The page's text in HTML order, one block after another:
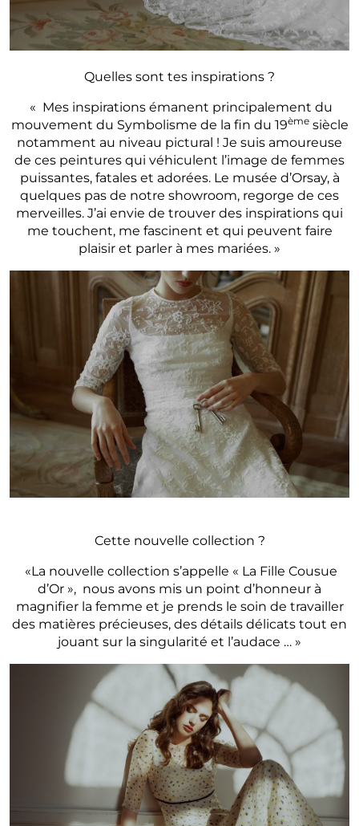
Quelles sont tes inspirations ?
« Mes inspirations émanent principalement du
mouvement du Symbolisme de la fin du 19èmesiècle
notamment au niveau pictural ! Je suis amoureuse
de ces peintures qui véhiculent l’image de femmes
puissantes, fatales et adorées. Le musée d’Orsay, à
quelques pas de notre showroom, regorge de ces
merveilles. J’ai envie de trouver des inspirations qui
me touchent, me fascinent et qui peuvent faire
plaisir et parler à mes mariées. »
Cette nouvelle collection ?
«La nouvelle collection s’appelle « La Fille Cousue
d’Or », nous avons mis un point d’honneur à
magnifier la femme et je prends le soin de travailler
des matières précieuses, des détails délicats tout en
jouant sur la singularité et l’audace … »